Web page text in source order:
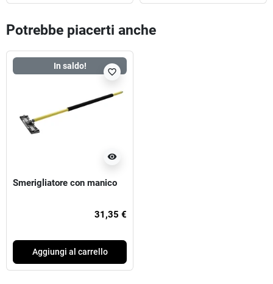
Potrebbe piacerti anche
In saldo!
visibility
favorite_border
Smerigliatore con manico
31,35 €
Aggiungi al carrello